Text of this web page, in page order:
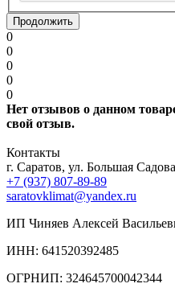
Продолжить
0
0
0
0
0
Нет отзывов о данном
свой отзыв.
Контакты
г. Саратов, ул. Большая
+7 (937) 807-89-89
saratovklimat@yandex.ru
ИП Чиняев Алексей
ИНН: 641520392485
ОГРНИП: 324645700042344